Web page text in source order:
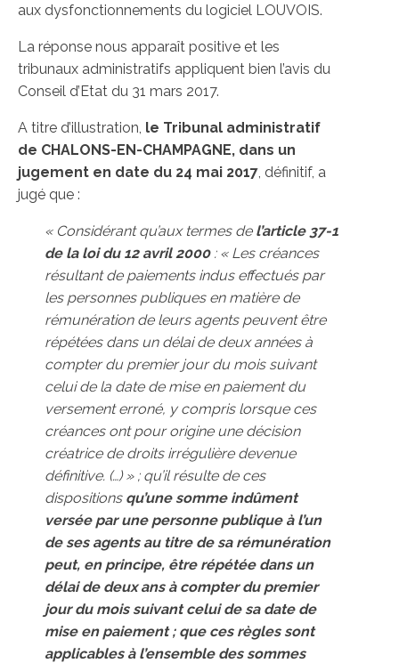
aux dysfonctionnements du logiciel LOUVOIS.
La réponse nous apparaît positive et les
tribunaux administratifs appliquent bien l’avis du
Conseil d’Etat du 31 mars 2017.
A titre d’illustration, le Tribunal administratif
de CHALONS-EN-CHAMPAGNE, dans un
jugement en date du 24 mai 2017 , définitif, a
jugé que :
« Considérant qu’aux termes de l’article 37-1
de la loi du 12 avril 2000: « Les créances
résultant de paiements indus effectués par
les personnes publiques en matière de
rémunération de leurs agents peuvent être
répétées dans un délai de deux années à
compter du premier jour du mois suivant
celui de la date de mise en paiement du
versement erroné, y compris lorsque ces
créances ont pour origine une décision
créatrice de droits irrégulière devenue
définitive. (…) » ; qu’il résulte de ces
dispositions qu’une somme indûment
versée par une personne publique à l’un
de ses agents au titre de sa rémunération
peut, en principe, être répétée dans un
délai de deux ans à compter du premier
jour du mois suivant celui de sa date de
mise en paiement ; que ces règles sont
applicables à l’ensemble des sommes